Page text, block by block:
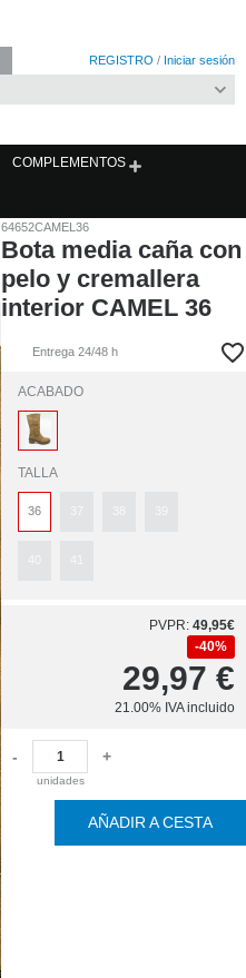
REGISTRO / Iniciar sesión
COMPLEMENTOS
64652CAMEL36
Bota media caña con
pelo y cremallera
interior CAMEL 36
Entrega 24/48 h
ACABADO
TALLA
36
PVPR: 49,95€
40%
29,97 €
21.00% IVA incluido
-
unidades
+
AÑADIR A CESTA